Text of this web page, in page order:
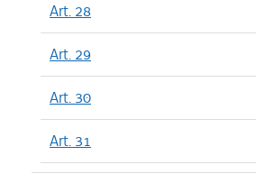
Art. 28
Art. 29
Art. 30
Art. 31